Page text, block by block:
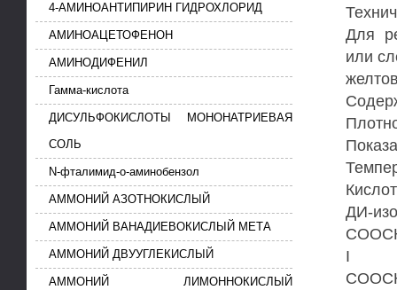
Для
или
ДИ-
I
4-АМИНОАНТИПИРИН ГИДРОХЛОРИД
АМИНОАЦЕТОФЕНОН
АМИНОДИФЕНИЛ
Гамма-кислота
ДИСУЛЬФОКИСЛОТЫ МОНОНАТРИЕВАЯ
СОЛЬ
N-фталимид-о-аминобензол
АММОНИЙ АЗОТНОКИСЛЫЙ
АММОНИЙ ВАНАДИЕВОКИСЛЫЙ МЕТА
АММОНИЙ ДВУУГЛЕКИСЛЫЙ
АММОНИЙ ЛИМОННОКИСЛЫЙ